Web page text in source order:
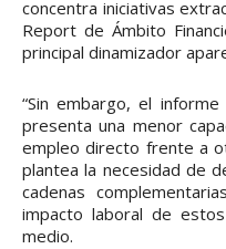
concentra iniciativas
Report de Ámbito
principal dinamizador
“Sin embargo, el
presenta una menor
empleo directo frente a
plantea la necesidad de
cadenas
impacto laboral de
medio.